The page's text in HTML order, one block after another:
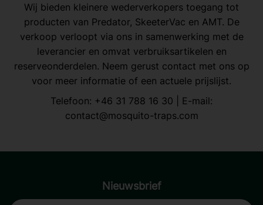
Wij bieden kleinere wederverkopers toegang tot
producten van Predator, SkeeterVac en AMT. De
verkoop verloopt via ons in samenwerking met de
leverancier en omvat verbruiksartikelen en
reserveonderdelen. Neem gerust contact met ons op
voor meer informatie of een actuele prijslijst.
Telefoon: +46 31 788 16 30 | E-mail:
contact@mosquito-traps.com
Nieuwsbrief